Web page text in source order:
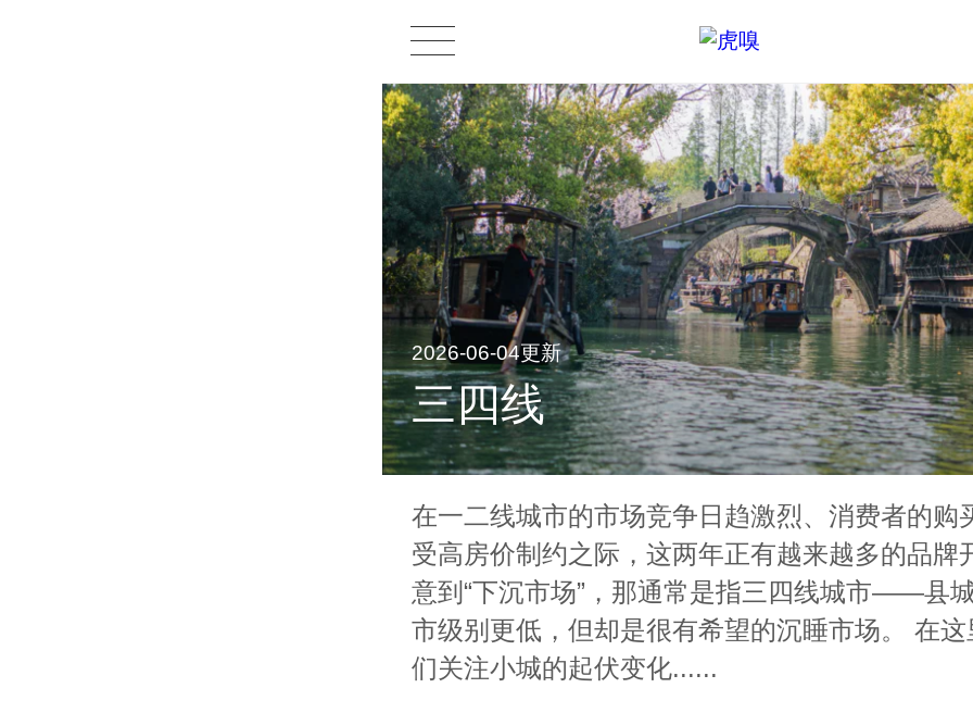
2026-06-04更新
三四线
在一二线城市的市场竞争日趋激烈、消费者的购
受高房价制约之际，这两年正有越来越多的品牌
意到“下沉市场”，那通常是指三四线城市——县
市级别更低，但却是很有希望的沉睡市场。 在这
们关注小城的起伏变化......